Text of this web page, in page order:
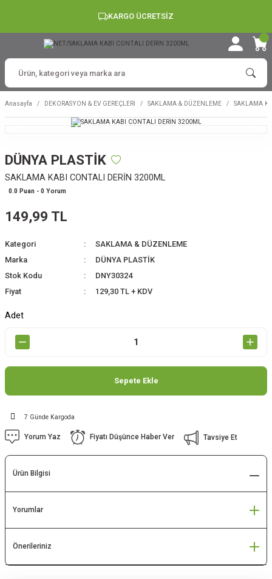
KARGO ÜCRETSİZ
Anasayfa DEKORASYON & EV GEREÇLERİ SAKLAMA & DÜZENLEME SAKLAMA
DÜNYA PLASTİK
SAKLAMA KABI CONTALI DERİN 3200ML
0.0 Puan - 0 Yorum
149,99 TL
Kategori
SAKLAMA & DÜZENLEME
Marka
DÜNYA PLASTİK
Stok Kodu
DNY30324
Fiyat
129,30 TL + KDV
Adet
Sepete Ekle
7 Günde Kargoda
Yorum Yaz Fiyatı Düşünce Haber Ver Tavsiye Et
Ürün Bilgisi
Yorumlar
Önerileriniz